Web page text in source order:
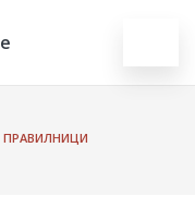
ПРАВИЛНИЦИ